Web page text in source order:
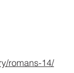
romans-14/